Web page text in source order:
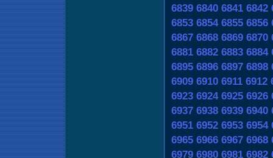
6839 6840 6841 6842
6853 6854 6855 6856
6867 6868 6869 6870
6881 6882 6883 6884
6895 6896 6897 6898
6909 6910 6911 6912
6923 6924 6925 6926
6937 6938 6939 6940
6951 6952 6953 6954
6965 6966 6967 6968
6979 6980 6981 6982